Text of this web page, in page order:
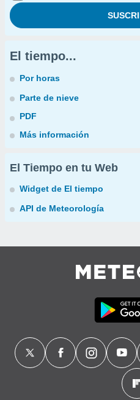
El tiempo...
Por horas
Parte de nieve
PDF
Más información
El Tiempo en tu Web
Widget de El tiempo
API de Meteorología